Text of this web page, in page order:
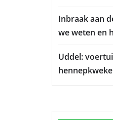
Inbraak aan
we weten en
Uddel: